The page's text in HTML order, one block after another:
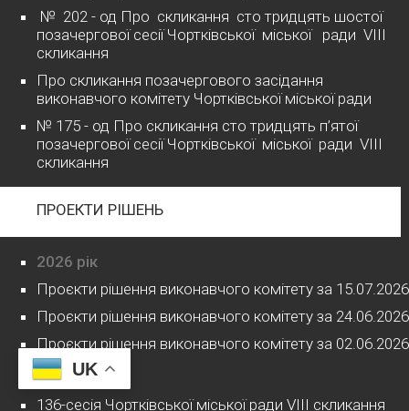
№ 202 - од Про скликання сто тридцять шостої
позачергової сесії Чортківської міської ради VІІІ
скликання
Про скликання позачергового засідання
виконавчого комітету Чортківської міської ради
№ 175 - од Про скликання сто тридцять п’ятої
позачергової сесії Чортківської міської ради VІІІ
скликання
ПРОЕКТИ РІШЕНЬ
2026 рік
Проєкти рішення виконавчого комітету за 15.07.2026
Проєкти рішення виконавчого комітету за 24.06.2026
Проєкти рішення виконавчого комітету за 02.06.2026
2026 рік
136-сесія Чортківської міської ради VIII скликання
UK